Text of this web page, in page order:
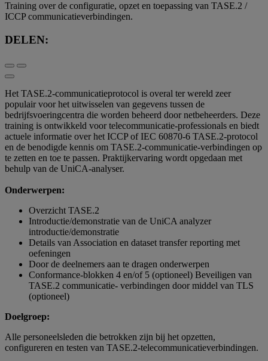
Training over de configuratie, opzet en toepassing van TASE.2 /
ICCP communicatieverbindingen.
DELEN:
Het TASE.2-communicatieprotocol is overal ter wereld zeer
populair voor het uitwisselen van gegevens tussen de
bedrijfsvoeringcentra die worden beheerd door netbeheerders. Deze
training is ontwikkeld voor telecommunicatie-professionals en biedt
actuele informatie over het ICCP of IEC 60870-6 TASE.2-protocol
en de benodigde kennis om TASE.2-communicatie-verbindingen op
te zetten en toe te passen. Praktijkervaring wordt opgedaan met
behulp van de UniCA-analyser.
Onderwerpen:
Overzicht TASE.2
Introductie/demonstratie van de UniCA analyzer
introductie/demonstratie
Details van Association en dataset transfer reporting met
oefeningen
Door de deelnemers aan te dragen onderwerpen
Conformance-blokken 4 en/of 5 (optioneel) Beveiligen van
TASE.2 communicatie- verbindingen door middel van TLS
(optioneel)
Doelgroep:
Alle personeelsleden die betrokken zijn bij het opzetten,
configureren en testen van TASE.2-telecommunicatieverbindingen.